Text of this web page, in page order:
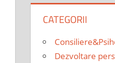
CATEGORII
Dezvoltare